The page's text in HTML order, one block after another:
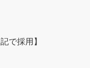
で採用】